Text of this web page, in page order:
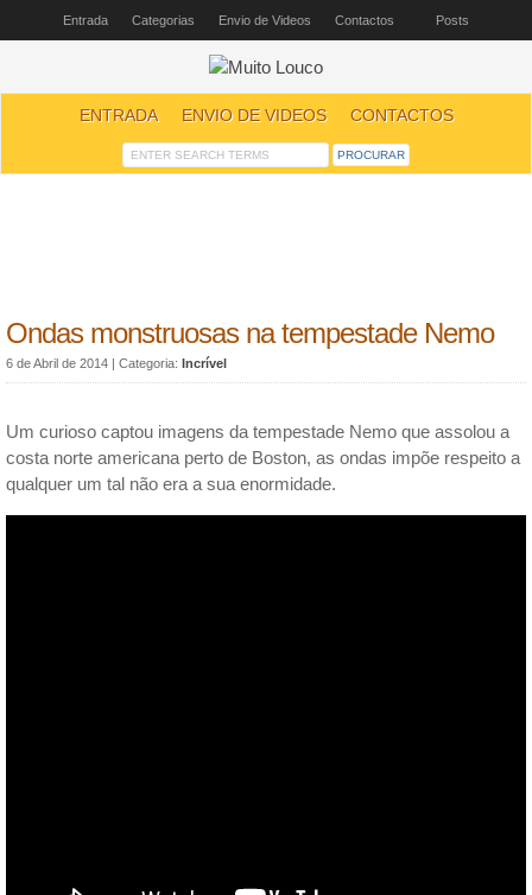
Entrada Categorias Envio de Videos Contactos Posts
ENTRADA ENVIO DE VIDEOS CONTACTOS
Ondas monstruosas na tempestade Nemo
6 de Abril de 2014 | Categoria: Incrível
Um curioso captou imagens da tempestade Nemo que assolou a
costa norte americana perto de Boston, as ondas impõe respeito a
qualquer um tal não era a sua enormidade.